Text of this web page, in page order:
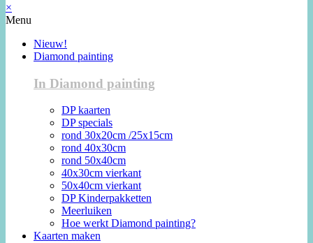
×
Menu
Nieuw!
Diamond painting
In Diamond painting
DP kaarten
DP specials
rond 30x20cm /25x15cm
rond 40x30cm
rond 50x40cm
40x30cm vierkant
50x40cm vierkant
DP Kinderpakketten
Meerluiken
Hoe werkt Diamond painting?
Kaarten maken